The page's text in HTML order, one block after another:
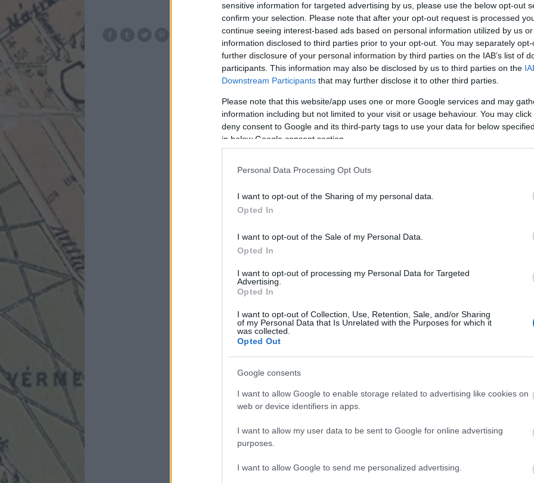
sensitive information for targeted advertising by us, please use the below opt-out
confirm your selection. Please note that after your opt-out request is processed
continue seeing interest-based ads based on personal information utilized by us
information disclosed to third parties prior to your opt-out. You may separately
further disclosure of your personal information by third parties on the IAB’s list of
participants. This information may also be disclosed by us to third parties on the
Downstream Participants that may further disclose it to other third parties.
Please note that this website/app uses one or more Google services and may
information including but not limited to your visit or usage behaviour. You may
deny consent to Google and its third-party tags to use your data for below
in below Google consent section.
Personal Data Processing Opt Outs
I want to opt-out of the Sharing of my personal data.
Opted In
I want to opt-out of the Sale of my Personal Data.
Opted In
I want to opt-out of processing my Personal Data for Targeted
Advertising.
Opted In
I want to opt-out of Collection, Use, Retention, Sale, and/or Sharing
of my Personal Data that Is Unrelated with the Purposes for which it
was collected.
Opted Out
Google consents
I want to allow Google to enable storage related to advertising like cookies on
web or device identifiers in apps.
I want to allow my user data to be sent to Google for online advertising
purposes.
I want to allow Google to send me personalized advertising.
10komment
bkv villamos bp03 bp02 moszkvater fonodovillamos villamos17
villamos19 villamos41 villamos61 becsiut frankelleoutca
arpadfejedelemutja
A
is
A